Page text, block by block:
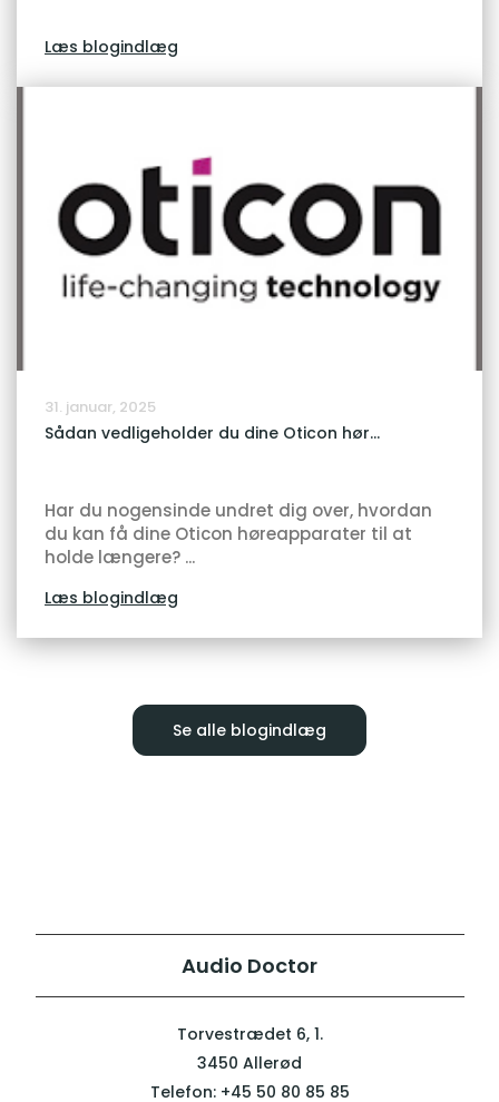
Læs blogindlæg
31. januar, 2025
Sådan vedligeholder du dine Oticon hør...
Har du nogensinde undret dig over, hvordan
du kan få dine Oticon høreapparater til at
holde længere? ...
Læs blogindlæg
Se alle blogindlæg
Audio Doctor
Torvestrædet 6, 1.
3450 Allerød
Telefon: +45 50 80 85 85